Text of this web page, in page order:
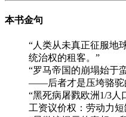
本书金句
“人类从未真正征服地
统治权的租客。”
“罗马帝国的崩塌始于
——后者才是压垮骆驼
“黑死病屠戮欧洲1/3
工资议价权：劳动力